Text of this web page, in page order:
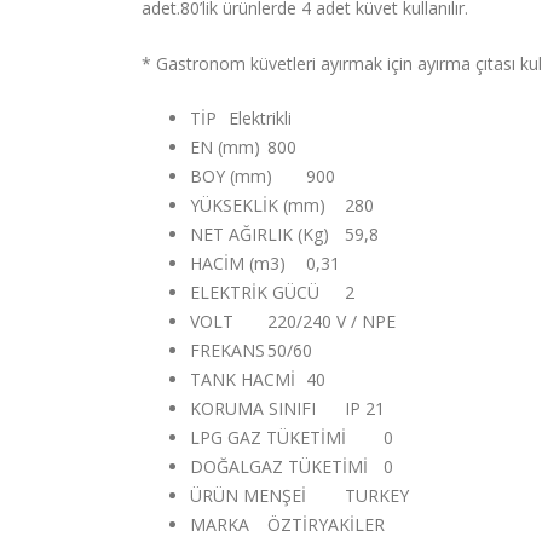
adet.80’lik ürünlerde 4 adet küvet kullanılır.
* Gastronom küvetleri ayırmak için ayırma çıtası
TİP
Elektrikli
EN (mm) 800
BOY (mm)
900
YÜKSEKLİK (mm)
280
NET AĞIRLIK (Kg)
59,8
HACİM (m3)
0,31
ELEKTRİK GÜCÜ
2
VOLT
220/240 V / NPE
FREKANS 50/60
TANK HACMİ 40
KORUMA SINIFI
IP 21
LPG GAZ TÜKETİMİ
0
DOĞALGAZ TÜKETİMİ
0
ÜRÜN MENŞEİ
TURKEY
MARKA
ÖZTİRYAKİLER